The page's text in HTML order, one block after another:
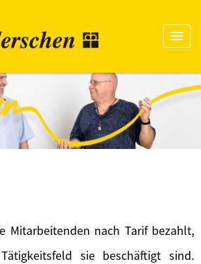
Mitarbeitenden nach Tarif bezahlt,
sie beschäftigt sind.